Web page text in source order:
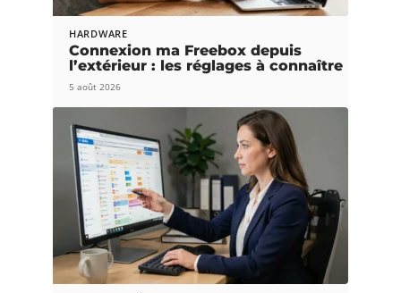
HARDWARE
Connexion ma Freebox depuis
l’extérieur : les réglages à connaître
5 août 2026